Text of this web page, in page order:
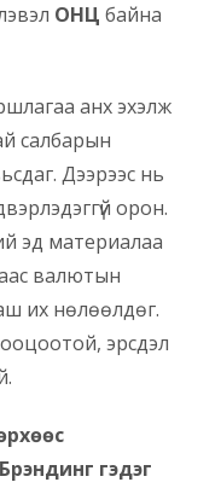
ОНЦ байна
анх эхэлж
салбарын
Дээрээс нь
орон.
эд материалаа
валютын
их нөлөөлдөг.
эрсдэл
гэдэг